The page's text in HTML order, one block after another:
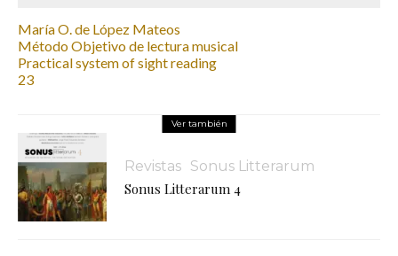
María O. de López Mateos
Método Objetivo de lectura musical
Practical system of sight reading
23
Ver también
Revistas Sonus Litterarum
Sonus Litterarum 4